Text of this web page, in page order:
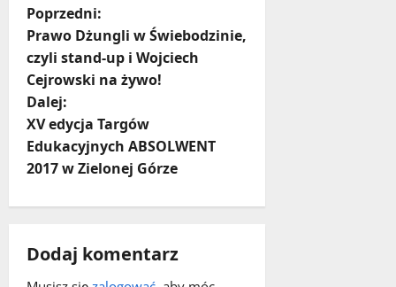
Z
o
b
a
c
z
w
Poprzedni:
Prawo Dżungli w Świebodzinie,
czyli stand-up i Wojciech
Cejrowski na żywo!
Dalej:
XV edycja Targów
Edukacyjnych ABSOLWENT
2017 w Zielonej Górze
Dodaj komentarz